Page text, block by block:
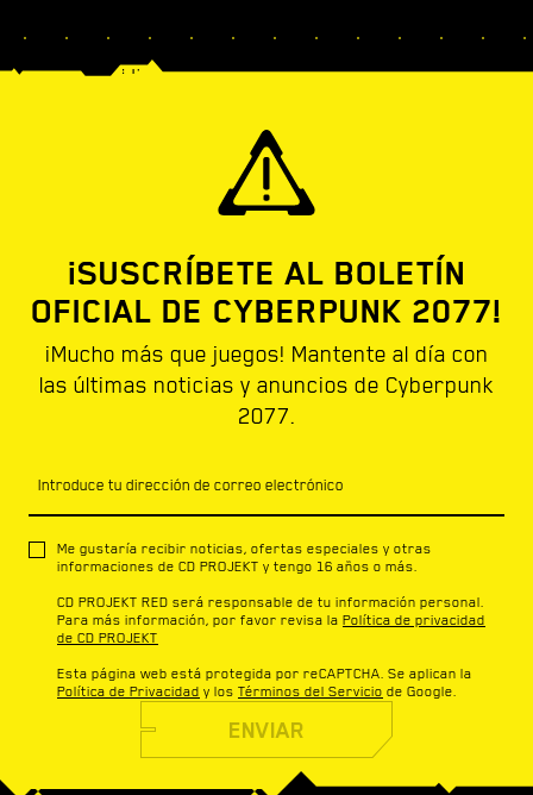
¡SUSCRÍBETE AL BOLETÍN
OFICIAL DE CYBERPUNK 2077!
¡Mucho más que juegos! Mantente al día con
las últimas noticias y anuncios de Cyberpunk
2077.
Introduce tu dirección de correo electrónico
Me gustaría recibir noticias, ofertas especiales y otras
informaciones de CD PROJEKT y tengo 16 años o más.
CD PROJEKT RED será responsable de tu información personal.
Para más información, por favor revisa la Política de privacidad
de CD PROJEKT
Esta página web está protegida por reCAPTCHA. Se aplican la
Política de Privacidad y los Términos del Servicio de Google.
ENVIAR